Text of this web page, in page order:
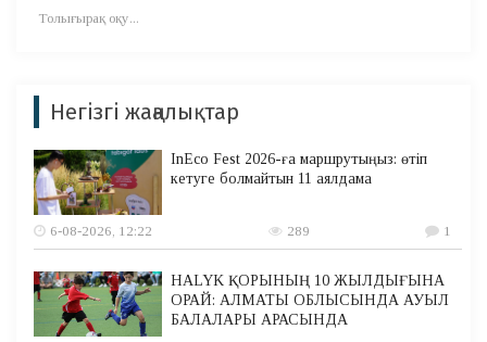
Толығырақ оқу...
Негізгі жаңалықтар
InEco Fest 2026-ға маршрутыңыз: өтіп
кетуге болмайтын 11 аялдама
6-08-2026, 12:22 289 1
HALYK ҚОРЫНЫҢ 10 ЖЫЛДЫҒЫНА
ОРАЙ: АЛМАТЫ ОБЛЫСЫНДА АУЫЛ
БАЛАЛАРЫ АРАСЫНДА